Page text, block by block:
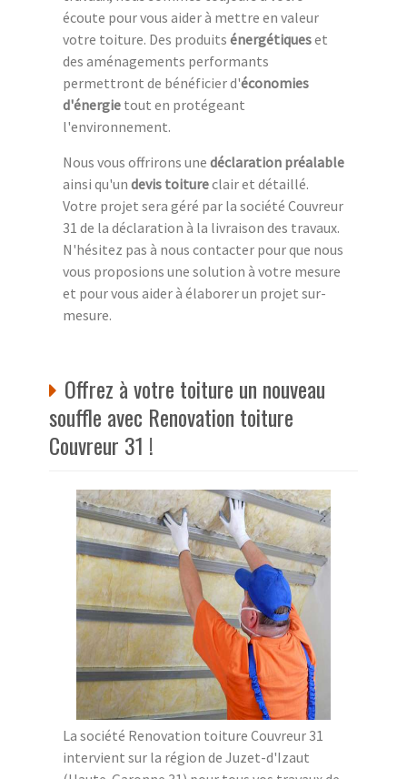
écoute pour vous aider à mettre en valeur
votre toiture. Des produits énergétiqueset
des aménagements performants
permettront de bénéficier d'économies
d'énergie tout en protégeant
l'environnement.
Nous vous offrirons une déclaration préalable
ainsi qu'un devis toitureclair et détaillé.
Votre projet sera géré par la société Couvreur
31 de la déclaration à la livraison des travaux.
N'hésitez pas à nous contacter pour que nous
vous proposions une solution à votre mesure
et pour vous aider à élaborer un projet sur-
mesure.
Offrez à votre toiture un nouveau
souffle avec Renovation toiture
Couvreur 31 !
La société Renovation toiture Couvreur 31
intervient sur la région de Juzet-d'Izaut